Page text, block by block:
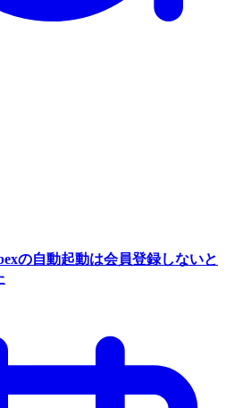
の自動起動は会員登録しないと